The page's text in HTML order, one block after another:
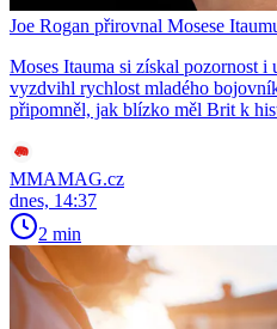
Joe Rogan přirovnal Mosese
Moses Itauma si získal pozornost
vyzdvihl rychlost mladého
připomněl, jak blízko měl Brit k
MMAMAG.cz
dnes, 14:37
2 min